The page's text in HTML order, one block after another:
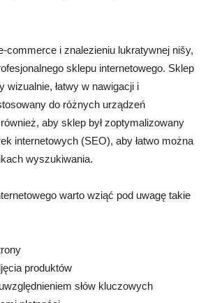
commerce i znalezieniu lukratywnej nišy,
sklepu internetowego. Sklep
wizualnie, łatwy w nawigacji i
do różnych urządzeń
aby sklep był zoptymalizowany
internetowych (SEO), aby łatwo można
wyszukiwania.
warto wziąć pod uwagę takie
produktów
słów kluczowych